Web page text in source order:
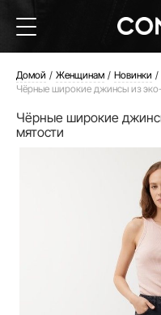
Домой Женщинам Новинки
Чёрные широкие джинсы из
Чёрные широкие
мятости